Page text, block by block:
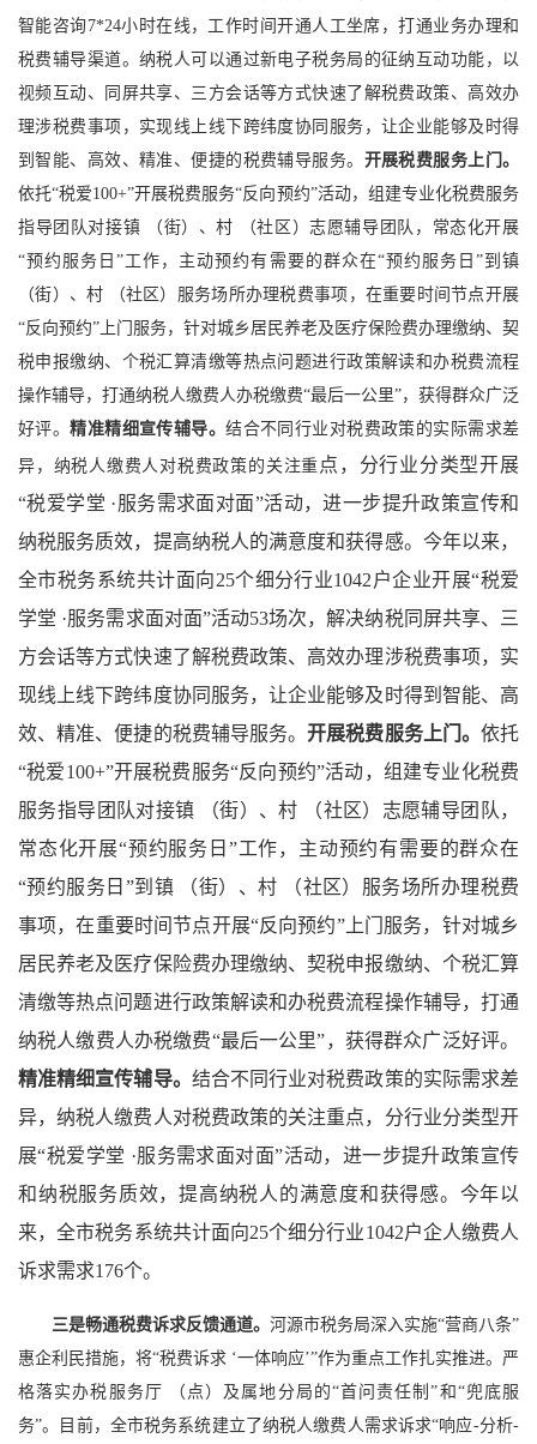
智能咨询7*24小时在线，工作时间开通人工坐席，打通业务办理和
税费辅导渠道。纳税人可以通过新电子税务局的征纳互动功能，以
视频互动、同屏共享、三方会话等方式快速了解税费政策、高效办
理涉税费事项，实现线上线下跨纬度协同服务，让企业能够及时得
到智能、高效、精准、便捷的税费辅导服务。 开展税费服务上门。
依托“税爱100+”开展税费服务“反向预约”活动，组建专业化税费服务
指导团队对接镇 （街）、村 （社区）志愿辅导团队，常态化开展
“预约服务日”工作，主动预约有需要的群众在“预约服务日”到镇
（街）、村 （社区）服务场所办理税费事项，在重要时间节点开展
“反向预约”上门服务，针对城乡居民养老及医疗保险费办理缴纳、契
税申报缴纳、个税汇算清缴等热点问题进行政策解读和办税费流程
操作辅导，打通纳税人缴费人办税缴费“最后一公里”，获得群众广泛
好评。精准精细宣传辅导。结合不同行业对税费政策的实际需求差
异，纳税人缴费人对税费政策的关注重 点，分行业分类型开展
“税爱学堂 ·服务需求面对面”活动，进一步提升政策宣传和
纳税服务质效，提高纳税人的满意度和获得感。今年以来，
全市税务系统共计面向25个细分行业1042户企业开展“税爱
学堂 ·服务需求面对面”活动53场次，解决纳税同屏共享、三
方会话等方式快速了解税费政策、高效办理涉税费事项，实
现线上线下跨纬度协同服务，让企业能够及时得到智能、高
效、精准、便捷的税费辅导服务。开展税费服务上门。 依托
“税爱100+”开展税费服务“反向预约”活动，组建专业化税费
服务指导团队对接镇 （街）、村 （社区）志愿辅导团队，
常态化开展“预约服务日”工作，主动预约有需要的群众在
“预约服务日”到镇 （街）、村 （社区）服务场所办理税费
事项，在重要时间节点开展“反向预约”上门服务，针对城乡
居民养老及医疗保险费办理缴纳、契税申报缴纳、个税汇算
清缴等热点问题进行政策解读和办税费流程操作辅导，打通
纳税人缴费人办税缴费“最后一公里”，获得群众广泛好评。
精准精细宣传辅导。 结合不同行业对税费政策的实际需求差
异，纳税人缴费人对税费政策的关注重点，分行业分类型开
展“税爱学堂 ·服务需求面对面”活动，进一步提升政策宣传
和纳税服务质效，提高纳税人的满意度和获得感。今年以
来，全市税务系统共计面向25个细分行业1042户企人缴费人
诉求需求176个。
三是畅通税费诉求反馈通道。 河源市税务局深入实施“营商八条”
惠企利民措施，将“税费诉求 ‘一体响应’”作为重点工作扎实推进。严
格落实办税服务厅 （点）及属地分局的“首问责任制”和“兜底服
务”。目前，全市税务系统建立了纳税人缴费人需求诉求“响应-分析-